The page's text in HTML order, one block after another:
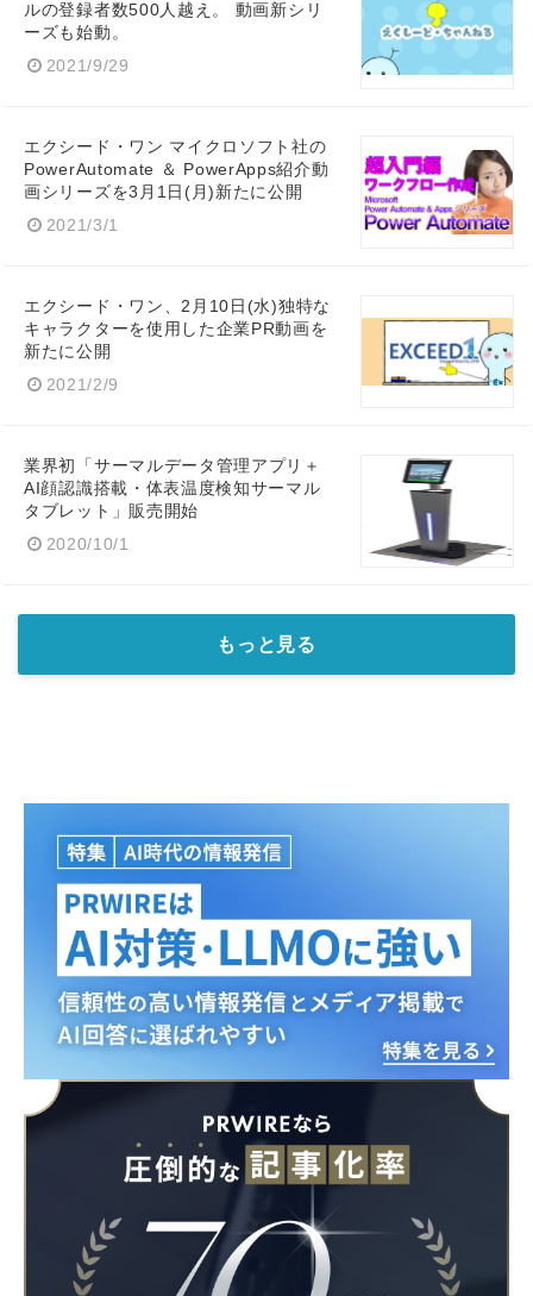
ルの登録者数500人越え。 動画新シリ
ーズも始動。
2021/9/29
エクシード・ワン マイクロソフト社の
PowerAutomate ＆ PowerApps紹介動
画シリーズを3月1日(月)新たに公開
2021/3/1
エクシード・ワン、2月10日(水)独特な
キャラクターを使用した企業PR動画を
新たに公開
2021/2/9
業界初「サーマルデータ管理アプリ＋
AI顔認識搭載・体表温度検知サーマル
タブレット」販売開始
2020/10/1
もっと見る